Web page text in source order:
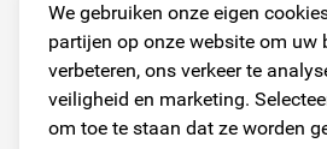
We gebruiken onze eigen
partijen op onze website om uw
verbeteren, ons verkeer te
veiligheid en marketing.
om toe te staan dat ze worden
Zaterdag
Gesloten
Zondag
Gesloten